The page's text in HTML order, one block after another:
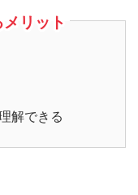
リット
解できる